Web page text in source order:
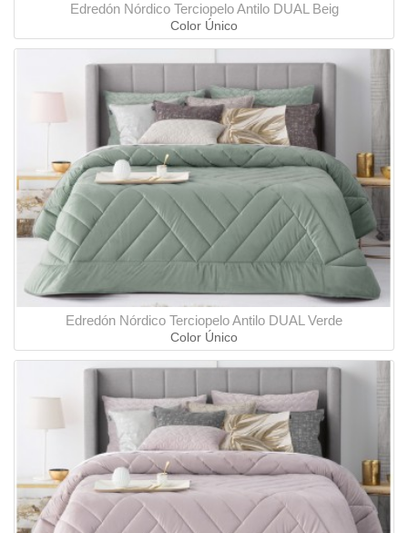
Edredón Nórdico Terciopelo Antilo DUAL Beig
Color Único
Edredón Nórdico Terciopelo Antilo DUAL Verde
Color Único